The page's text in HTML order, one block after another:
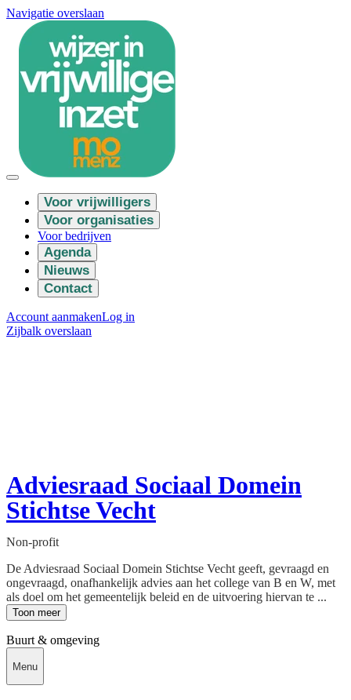
Navigatie overslaan
Voor vrijwilligers
Voor organisaties
Voor bedrijven
Agenda
Nieuws
Contact
Account aanmakenLog in
Zijbalk overslaan
Adviesraad Sociaal Domein
Stichtse Vecht
Non-profit
De Adviesraad Sociaal Domein Stichtse Vecht geeft, gevraagd en
ongevraagd, onafhankelijk advies aan het college van B en W, met
als doel om het gemeentelijk beleid en de uitvoering hiervan te ...
Toon meer
Buurt & omgeving
Menu